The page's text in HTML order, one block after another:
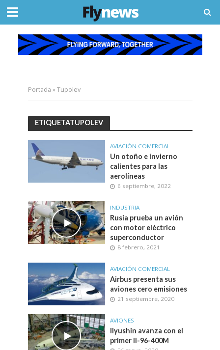
Portada »Tupolev
ETIQUETATUPOLEV
AVIACIÓN COMERCIAL
Un otoño e invierno
calientes para las
aerolíneas
6 septiembre, 2022
INDUSTRIA
Rusia prueba un avión
con motor eléctrico
superconductor
8 febrero, 2021
AVIACIÓN COMERCIAL
Airbus presenta sus
aviones cero emisiones
21 septiembre, 2020
AVIONES
Ilyushin avanza con el
primer Il-96-400M